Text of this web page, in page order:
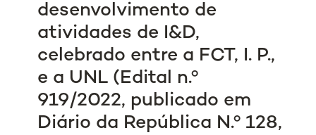
desenvolvimento de
atividades de I&D,
celebrado entre a FCT, I. P.,
e a UNL (Edital n.º
919/2022, publicado em
Diário da República N.º 128,